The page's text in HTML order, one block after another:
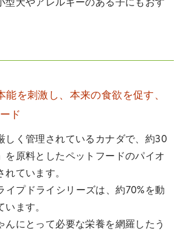
型犬やアレルギーのある子にもおす
能を刺激し、本来の食欲を促す、
ド
しく管理されているカナダで、約30
を原料としたペットフードのパイオ
れています。
イプドライシリーズは、約70%を動
います。
んにとって必要な栄養を網羅したう